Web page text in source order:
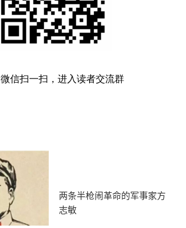
微信扫一扫，进入读者交流群
两条半枪闹革命的军事家方
志敏